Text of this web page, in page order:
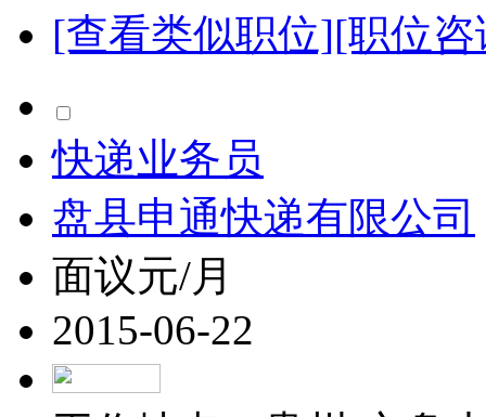
[查看类似职位][职位
快递业务员
盘县申通快递有限公司
面议元/月
2015-06-22